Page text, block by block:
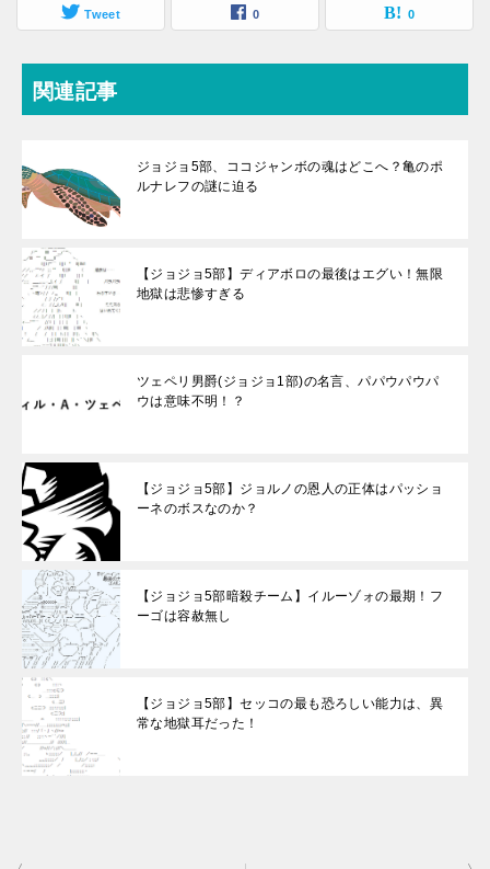
Tweet 0 0
関連記事
ジョジョ5部、ココジャンボの魂はどこへ？亀のポ
ルナレフの謎に迫る
【ジョジョ5部】ディアボロの最後はエグい！無限
地獄は悲惨すぎる
ツェペリ男爵(ジョジョ1部)の名言、パパウパウパ
ウは意味不明！？
【ジョジョ5部】ジョルノの恩人の正体はパッショ
ーネのボスなのか？
【ジョジョ5部暗殺チーム】イルーゾォの最期！フ
ーゴは容赦無し
【ジョジョ5部】セッコの最も恐ろしい能力は、異
常な地獄耳だった！